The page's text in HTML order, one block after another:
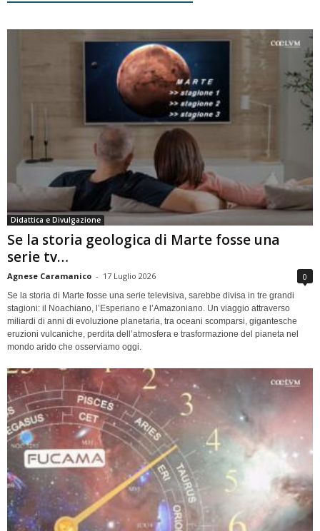
Didattica e Divulgazione
Se la storia geologica di Marte fosse una
serie tv…
Agnese Caramanico - 17 Luglio 2026 0
Se la storia di Marte fosse una serie televisiva, sarebbe divisa in tre grandi
stagioni: il Noachiano, l’Esperiano e l’Amazoniano. Un viaggio attraverso
miliardi di anni di evoluzione planetaria, tra oceani scomparsi, gigantesche
eruzioni vulcaniche, perdita dell’atmosfera e trasformazione del pianeta nel
mondo arido che osserviamo oggi.